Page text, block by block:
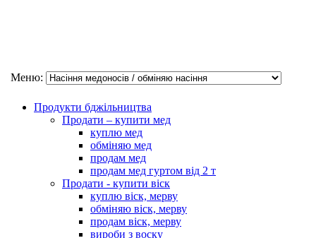
Меню:
Продукти бджільництва
Продати – купити мед
куплю мед
обміняю мед
продам мед
продам мед гуртом від 2 т
Продати - купити віск
куплю віск, мерву
обміняю віск, мерву
продам віск, мерву
вироби з воску